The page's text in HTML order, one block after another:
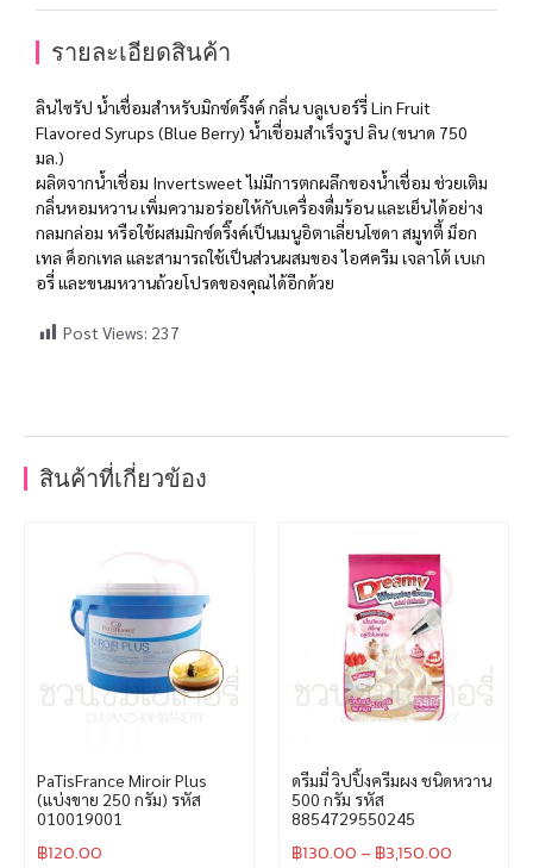
รายละเอียดสินค้า
ลินไซรัป น้ำเชื่อมสำหรับมิกซ์ดริ๊งค์ กลิ่น บลูเบอร์รี่ Lin Fruit
Flavored Syrups (Blue Berry) น้ำเชื่อมสำเร็จรูป ลิน (ขนาด 750
มล.)
ผลิตจากน้ำเชื่อม Invertsweet ไม่มีการตกผลึกของน้ำเชื่อม ช่วยเติม
กลิ่นหอมหวาน เพิ่มความอร่อยให้กับเครื่องดื่มร้อน และเย็นได้อย่าง
กลมกล่อม หรือใช้ผสมมิกซ์ดริ๊งค์เป็นเมนูอิตาเลี่ยนโซดา สมูทตี้ ม็อก
เทล ค็อกเทล และสามารถใช้เป็นส่วนผสมของ ไอศครีม เจลาโต้ เบเก
อรี่ และขนมหวานถ้วยโปรดของคุณได้อีกด้วย
Post Views: 237
สินค้าที่เกี่ยวข้อง
PaTisFrance Miroir Plus
(แบ่งขาย 250 กรัม) รหัส
010019001
฿120.00
ดรีมมี่ วิปปิ้งครีมผง ชนิดหวาน
500 กรัม รหัส
8854729550245
฿130.00– ฿3,150.00